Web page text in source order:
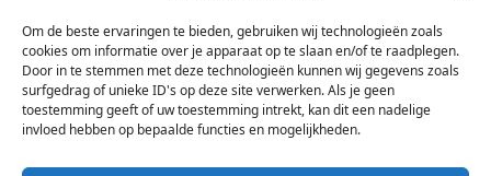
Om de beste ervaringen te bieden, gebruiken wij technologieën zoals
cookies om informatie over je apparaat op te slaan en/of te raadplegen.
Door in te stemmen met deze technologieën kunnen wij gegevens zoals
surfgedrag of unieke ID's op deze site verwerken. Als je geen
toestemming geeft of uw toestemming intrekt, kan dit een nadelige
invloed hebben op bepaalde functies en mogelijkheden.
Tel :0850601800
Whatsapp : 0623388306